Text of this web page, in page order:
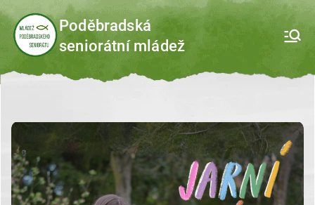
Přeskočit
na
obsah
Poděbradská
seniorátní mládež